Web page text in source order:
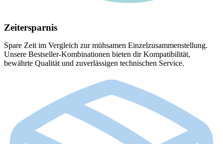
Zeitersparnis
Spare Zeit im Vergleich zur mühsamen Einzelzusammenstellung.
Unsere Bestseller-Kombinationen bieten dir Kompatibilität,
bewährte Qualität und zuverlässigen technischen Service.